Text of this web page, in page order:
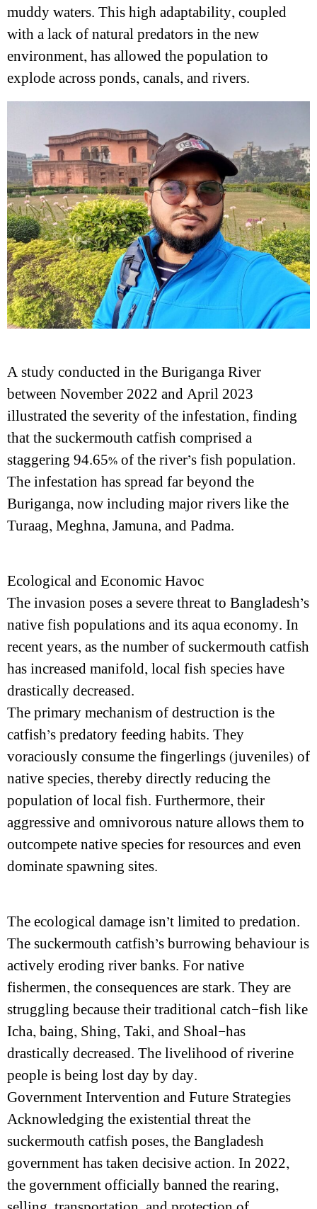
muddy waters. This high adaptability, coupled
with a lack of natural predators in the new
environment, has allowed the population to
explode across ponds, canals, and rivers.
A study conducted in the Buriganga River
between November 2022 and April 2023
illustrated the severity of the infestation, finding
that the suckermouth catfish comprised a
staggering 94.65% of the river’s fish population.
The infestation has spread far beyond the
Buriganga, now including major rivers like the
Turaag, Meghna, Jamuna, and Padma.
Ecological and Economic Havoc
The invasion poses a severe threat to Bangladesh’s
native fish populations and its aqua economy. In
recent years, as the number of suckermouth catfish
has increased manifold, local fish species have
drastically decreased.
The primary mechanism of destruction is the
catfish’s predatory feeding habits. They
voraciously consume the fingerlings (juveniles) of
native species, thereby directly reducing the
population of local fish. Furthermore, their
aggressive and omnivorous nature allows them to
outcompete native species for resources and even
dominate spawning sites.
The ecological damage isn’t limited to predation.
The suckermouth catfish’s burrowing behaviour is
actively eroding river banks. For native
fishermen, the consequences are stark. They are
struggling because their traditional catch—fish like
Icha, baing, Shing, Taki, and Shoal—has
drastically decreased. The livelihood of riverine
people is being lost day by day.
Government Intervention and Future Strategies
Acknowledging the existential threat the
suckermouth catfish poses, the Bangladesh
government has taken decisive action. In 2022,
the government officially banned the rearing,